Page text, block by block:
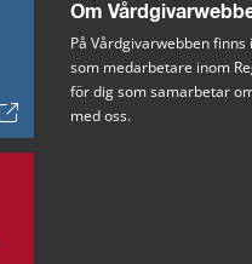
Om
På Vårdgivarwebben
som medarbetare inom
för dig som samarbetar
med oss.